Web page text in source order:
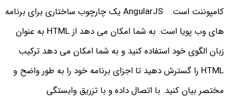
کامپوننت است.
AngularJS یک چارچوب ساختاری برای برنامه
های وب پویا است. به شما امکان می دهد از HTML به عنوان
زبان الگوی خود استفاده کنید و به شما امکان می دهد ترکیب
HTML را گسترش دهید تا اجزای برنامه خود را به طور واضح و
مختصر بیان کنید. با اتصال داده و با تزریق وابستگی